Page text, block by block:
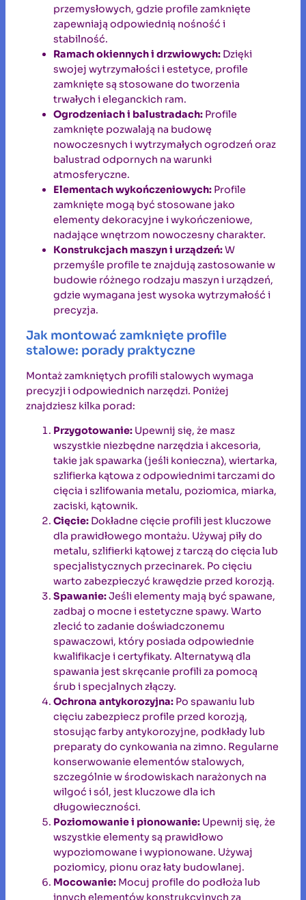
przemysłowych, gdzie profile zamknięte
zapewniają odpowiednią nośność i
stabilność.
Ramach okiennych i drzwiowych: Dzięki
swojej wytrzymałości i estetyce, profile
zamknięte są stosowane do tworzenia
trwałych i eleganckich ram.
Ogrodzeniach i balustradach: Profile
zamknięte pozwalają na budowę
nowoczesnych i wytrzymałych ogrodzeń oraz
balustrad odpornych na warunki
atmosferyczne.
Elementach wykończeniowych: Profile
zamknięte mogą być stosowane jako
elementy dekoracyjne i wykończeniowe,
nadające wnętrzom nowoczesny charakter.
Konstrukcjach maszyn i urządzeń:W
przemyśle profile te znajdują zastosowanie w
budowie różnego rodzaju maszyn i urządzeń,
gdzie wymagana jest wysoka wytrzymałość i
precyzja.
Jak montować zamknięte profile
stalowe: porady praktyczne
Montaż zamkniętych profili stalowych wymaga
precyzji i odpowiednich narzędzi. Poniżej
znajdziesz kilka porad:
Przygotowanie: Upewnij się, że masz
wszystkie niezbędne narzędzia i akcesoria,
takie jak spawarka (jeśli konieczna), wiertarka,
szlifierka kątowa z odpowiednimi tarczami do
cięcia i szlifowania metalu, poziomica, miarka,
zaciski, kątownik.
Cięcie: Dokładne cięcie profili jest kluczowe
dla prawidłowego montażu. Używaj piły do
metalu, szlifierki kątowej z tarczą do cięcia lub
specjalistycznych przecinarek. Po cięciu
warto zabezpieczyć krawędzie przed korozją.
Spawanie:Jeśli elementy mają być spawane,
zadbaj o mocne i estetyczne spawy. Warto
zlecić to zadanie doświadczonemu
spawaczowi, który posiada odpowiednie
kwalifikacje i certyfikaty. Alternatywą dla
spawania jest skręcanie profili za pomocą
śrub i specjalnych złączy.
Ochrona antykorozyjna: Po spawaniu lub
cięciu zabezpiecz profile przed korozją,
stosując farby antykorozyjne, podkłady lub
preparaty do cynkowania na zimno. Regularne
konserwowanie elementów stalowych,
szczególnie w środowiskach narażonych na
wilgoć i sól, jest kluczowe dla ich
długowieczności.
Poziomowanie i pionowanie: Upewnij się, że
wszystkie elementy są prawidłowo
wypoziomowane i wypionowane. Używaj
poziomicy, pionu oraz łaty budowlanej.
Mocowanie: Mocuj profile do podłoża lub
innych elementów konstrukcyjnych za